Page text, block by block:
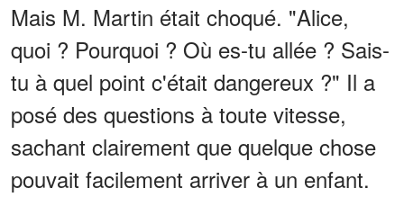
Mais M. Martin était choqué. "Alice,
quoi ? Pourquoi ? Où es-tu allée ? Sais-
tu à quel point c'était dangereux ?" Il a
posé des questions à toute vitesse,
sachant clairement que quelque chose
pouvait facilement arriver à un enfant.